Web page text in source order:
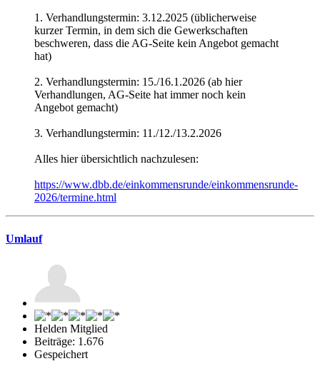
1. Verhandlungstermin: 3.12.2025 (üblicherweise
kurzer Termin, in dem sich die Gewerkschaften
beschweren, dass die AG-Seite kein Angebot gemacht
hat)
2. Verhandlungstermin: 15./16.1.2026 (ab hier
Verhandlungen, AG-Seite hat immer noch kein
Angebot gemacht)
3. Verhandlungstermin: 11./12./13.2.2026
Alles hier übersichtlich nachzulesen:
https://www.dbb.de/einkommensrunde/einkommensrunde-
2026/termine.html
Umlauf
Helden Mitglied
Beiträge: 1.676
Gespeichert